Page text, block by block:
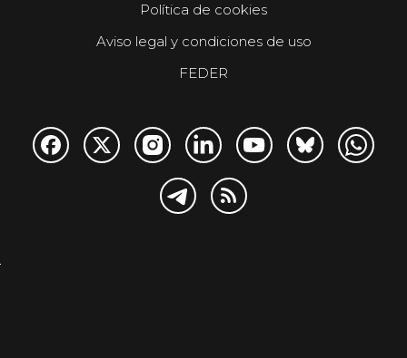
Política de cookies
Aviso legal y condiciones de uso
FEDER